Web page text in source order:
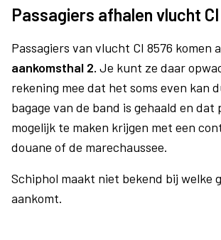
Passagiers afhalen vlucht
Passagiers van vlucht CI 8576 komen
aankomsthal 2. Je kunt ze daar
rekening mee dat het soms even kan
bagage van de band is gehaald en dat
mogelijk te maken krijgen met een
douane of de marechaussee.
Schiphol maakt niet bekend bij welke
aankomt.